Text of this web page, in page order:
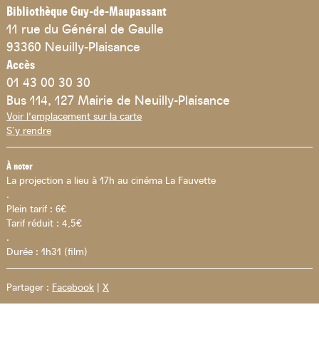
Bibliothèque Guy-de-Maupassant
11 rue du Général de Gaulle
93360 Neuilly-Plaisance
Accès
01 43 00 30 30
Bus 114, 127 Mairie de Neuilly-Plaisance
Voir l'emplacement sur la carte
S’y rendre
À noter
La projection a lieu à 17h au cinéma La Fauvette
.
Plein tarif : 6€
Tarif réduit : 4,5€
.
Durée : 1h31 (film)
Partager : Facebook | X